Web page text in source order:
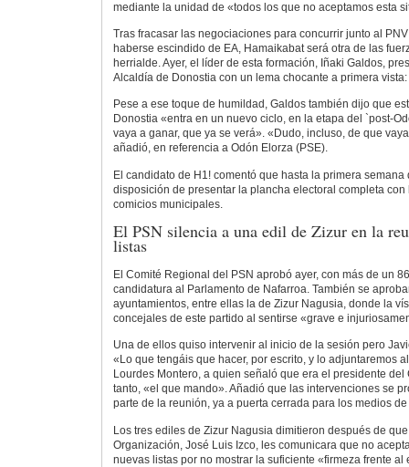
mediante la unidad de «todos los que no aceptamos esta
Tras fracasar las negociaciones para concurrir junto al
haberse escindido de EA, Hamaikabat será otra de las
herrialde. Ayer, el líder de esta formación, Iñaki Galdos,
Alcaldía de Donostia con un lema chocante a primera
Pese a ese toque de humildad, Galdos también dijo que
Donostia «entra en un nuevo ciclo, en la etapa del `post-
vaya a ganar, que ya se verá». «Dudo, incluso, de que
añadió, en referencia a Odón Elorza (PSE).
El candidato de H1! comentó que hasta la primera semana
disposición de presentar la plancha electoral completa
comicios municipales.
El PSN silencia a una edil de Zizur en la
listas
El Comité Regional del PSN aprobó ayer, con más de un
candidatura al Parlamento de Nafarroa. También se
ayuntamientos, entre ellas la de Zizur Nagusia, donde la
concejales de este partido al sentirse «grave e
Una de ellos quiso intervenir al inicio de la sesión pero
«Lo que tengáis que hacer, por escrito, y lo adjuntaremos
Lourdes Montero, a quien señaló que era el presidente del
tanto, «el que mando». Añadió que las intervenciones se
parte de la reunión, ya a puerta cerrada para los medios
Los tres ediles de Zizur Nagusia dimitieron después de
Organización, José Luis Izco, les comunicara que no
nuevas listas por no mostrar la suficiente «firmeza frente al